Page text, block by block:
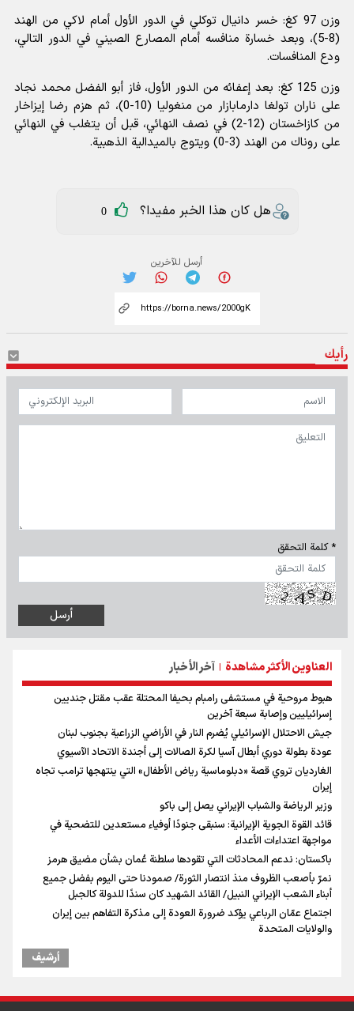
وزن 97 كغ: خسر دانيال توكلي في الدور الأول أمام لاكي من الهند
(8-5)، وبعد خسارة منافسه أمام المصارع الصيني في الدور التالي،
ودع المنافسات.
وزن 125 كغ: بعد إعفائه من الدور الأول، فاز أبو الفضل محمد نجاد
على ناران تولغا دارمابازار من منغوليا (10-0)، ثم هزم رضا إيزاخار
من كازاخستان (12-2) في نصف النهائي، قبل أن يتغلب في النهائي
على روناك من الهند (3-0) ويتوج بالميدالية الذهبية.
هل كان هذا الخبر مفيدا؟ 0
أرسل للآخرين
رأيك
* كلمة التحقق
العناوين الأكثر مشاهدة | آخر الأخبار
هبوط مروحية في مستشفى رامبام بحيفا المحتلة عقب مقتل جنديين
إسرائيليين وإصابة سبعة آخرين
جيش الاحتلال الإسرائيلي يُضرم النار في الأراضي الزراعية بجنوب لبنان
عودة بطولة دوري أبطال آسيا لكرة الصالات إلى أجندة الاتحاد الآسيوي
الغارديان تروي قصة «دبلوماسية رياض الأطفال» التي ينتهجها ترامب تجاه
إيران
وزير الرياضة والشباب الإيراني يصل إلى باكو
قائد القوة الجوية الإيرانية: سنبقى جنودًا أوفياء مستعدين للتضحية في
مواجهة اعتداءات الأعداء
باكستان: ندعم المحادثات التي تقودها سلطنة عُمان بشأن مضيق هرمز
نمرّ بأصعب الظروف منذ انتصار الثورة/ صمودنا حتى اليوم بفضل جميع
أبناء الشعب الإيراني النبيل/ القائد الشهيد كان سندًا للدولة كالجبل
اجتماع عمّان الرباعي يؤكد ضرورة العودة إلى مذكرة التفاهم بين إيران
والولايات المتحدة
أرشیف